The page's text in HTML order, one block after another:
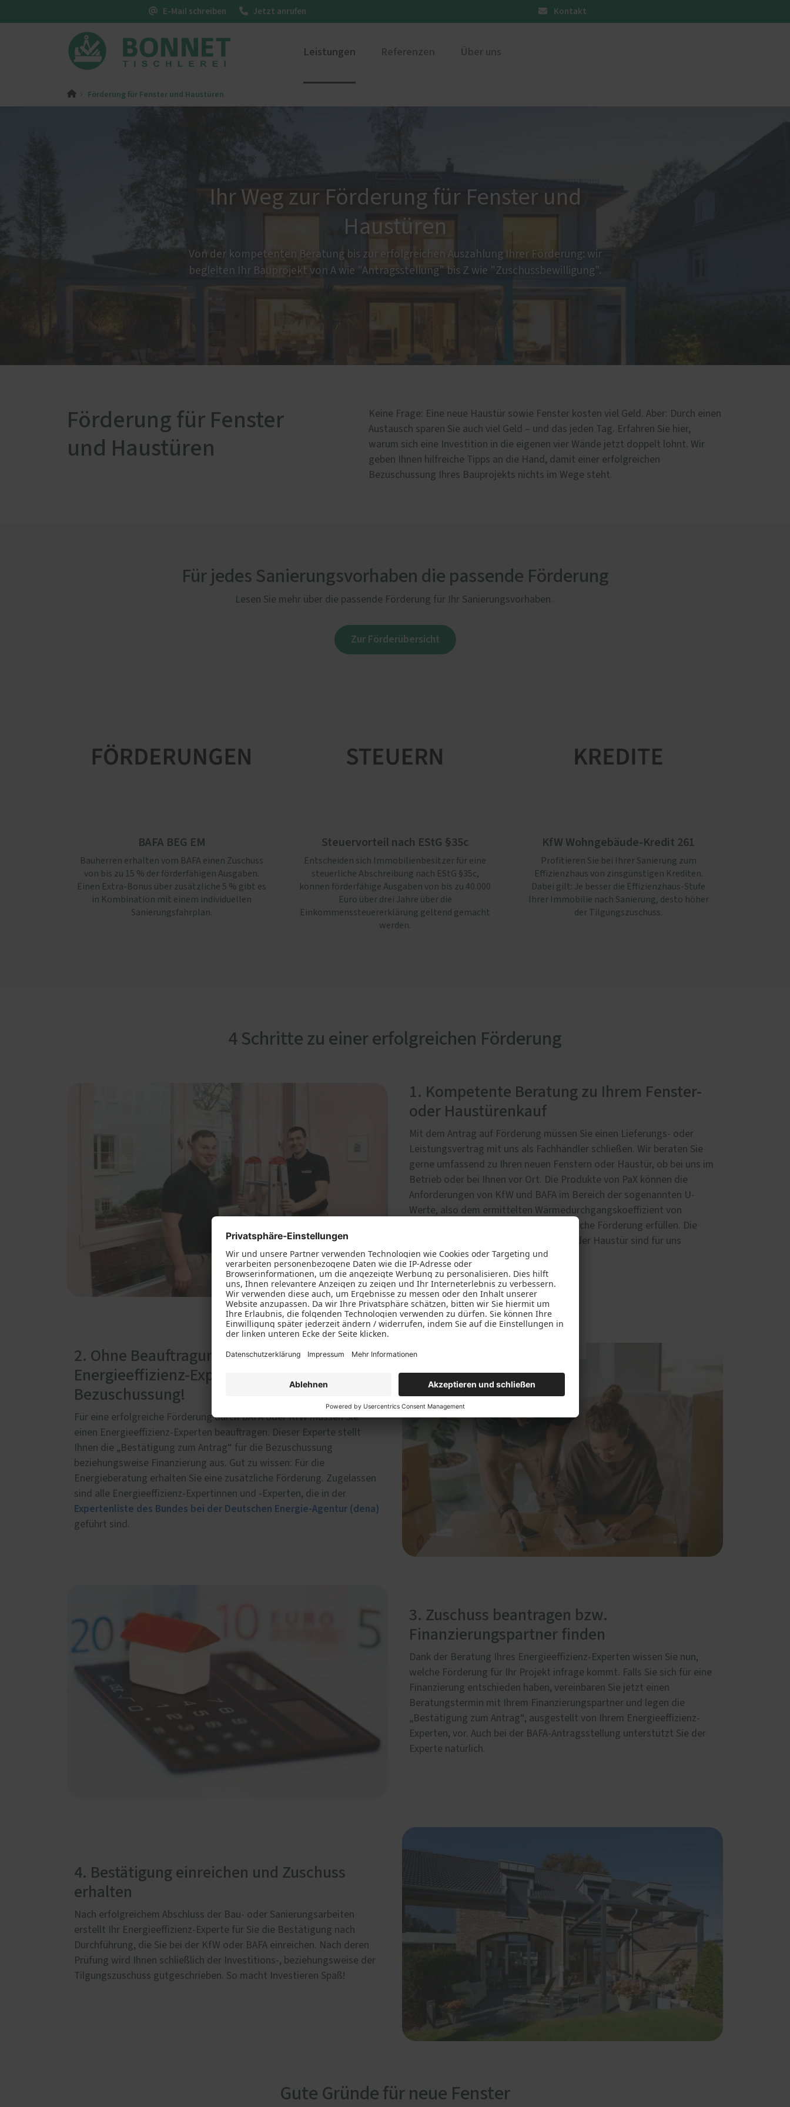
E-Mail schreiben Jetzt anrufen Kontakt
Leistungen
Innenausbau Fenster Restaurierung
Förderung für Fenster und
Haustüren
Referenzen Über uns
Heiko Bonnet - meine Karriere
Förderung für Fenster und Haustüren
Ihr Weg zur Förderung für Fenster und
Haustüren
Von der kompetenten Beratung bis zur erfolgreichen Auszahlung Ihrer Förderung: wir
begleiten Ihr Bauprojekt von A wie "Antragsstellung" bis Z wie "Zuschussbewilligung".
Förderung für Fenster
und Haustüren
Keine Frage: Eine neue Haustür sowie Fenster kosten viel Geld. Aber: Durch einen
Austausch sparen Sie auch viel Geld – und das jeden Tag. Erfahren Sie hier,
warum sich eine Investition in die eigenen vier Wände jetzt doppelt lohnt. Wir
geben Ihnen hilfreiche Tipps an die Hand, damit einer erfolgreichen
Bezuschussung Ihres Bauprojekts nichts im Wege steht.
Für jedes Sanierungsvorhaben die passende Förderung
Lesen Sie mehr über die passende Förderung für Ihr Sanierungsvorhaben.
Zur Förderübersicht
BAFA BEG EM
Bauherren erhalten vom BAFA einen Zuschuss
von bis zu 15 % der förderfähigen Ausgaben.
Einen Extra-Bonus über zusätzliche 5 % gibt es
in Kombination mit einem individuellen
Sanierungsfahrplan.
Steuervorteil nach EStG §35c
Entscheiden sich Immobilienbesitzer für eine
steuerliche Abschreibung nach EStG §35c,
können förderfähige Ausgaben von bis zu 40.000
Euro über drei Jahre über die
Einkommenssteuererklärung geltend gemacht
werden.
KfW Wohngebäude-Kredit 261
Profitieren Sie bei Ihrer Sanierung zum
Effizienzhaus von zinsgünstigen Krediten.
Dabei gilt: Je besser die Effizienz­haus-Stufe
Ihrer Immo­bilie nach Sanierung, desto höher
der Tilgungszuschuss.
4 Schritte zu einer erfolgreichen Förderung
1. Kompetente Beratung zu Ihrem Fenster-
oder Haustürenkauf
Mit dem Antrag auf Förderung müssen Sie einen Lieferungs- oder
Leistungsvertrag mit uns als Fachhändler schließen. Wir beraten Sie
gerne umfassend zu Ihren neuen Fenstern oder Haustür, ob bei uns im
Betrieb oder bei Ihnen vor Ort. Die Produkte von PaX können die
Anforderungen von KfW und BAFA im Bereich der sogenannten U-
Werte, also dem ermittelten Wärmedurchgangskoeffizient von
Fenstern und Haustüren, für eine mögliche Förderung erfüllen. Die
fachgerechte Montage Ihrer Fenster oder Haustür sind für uns
selbstverständlich.
Termin vereinbaren
2. Ohne Beauftragung eines
Energieeffizienz-Experten keine
Bezuschussung!
Für eine erfolgreiche Förderung durch BAFA oder KfW müssen Sie
einen Energieeffizienz-Experten beauftragen. Dieser Experte stellt
Ihnen die „Bestätigung zum Antrag“ für die Bezuschussung
beziehungsweise Finanzierung aus. Gut zu wissen: Für die
Energieberatung erhalten Sie eine zusätzliche Förderung. Zugelassen
sind alle Energieeffizienz-Expertinnen und -Experten, die in der
Expertenliste des Bundes bei der Deutschen Energie-Agentur (dena)
geführt sind.
3. Zuschuss beantragen bzw.
Finanzierungspartner finden
Dank der Beratung Ihres Energieeffizienz-Experten wissen Sie nun,
welche Förderung für Ihr Projekt infrage kommt. Falls Sie sich für eine
Finanzierung entschieden haben, vereinbaren Sie jetzt einen
Beratungstermin mit Ihrem Finanzierungspartner und legen die
„Bestätigung zum Antrag“, ausgestellt von Ihrem Energieeffizienz-
Experten, vor. Auch bei der BAFA-Antragsstellung unterstützt Sie der
Experte natürlich.
4. Bestätigung einreichen und Zuschuss
erhalten
Nach erfolgreichem Abschluss der Bau- oder Sanierungsarbeiten
erstellt Ihr Energieeffizienz-Experte für Sie die Bestätigung nach
Durchführung, die Sie bei der KfW oder BAFA einreichen. Nach deren
Prüfung wird Ihnen schließlich der Investitions-, beziehungsweise der
Tilgungszuschuss gutgeschrieben. So macht Investieren Spaß!
Gute Gründe für neue Fenster